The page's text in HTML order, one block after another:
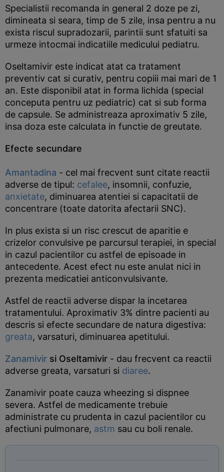
Specialistii recomanda in general 2 doze pe zi,
dimineata si seara, timp de 5 zile, insa pentru a nu
exista riscul supradozarii, parintii sunt sfatuiti sa
urmeze intocmai indicatiile medicului pediatru.
Oseltamivir este indicat atat ca tratament
preventiv cat si curativ, pentru copiii mai mari de 1
an. Este disponibil atat in forma lichida (special
conceputa pentru uz pediatric) cat si sub forma
de capsule. Se administreaza aproximativ 5 zile,
insa doza este calculata in functie de greutate.
Efecte secundare
Amantadina - cel mai frecvent sunt citate reactii
adverse de tipul: cefalee, insomnii, confuzie,
anxietate, diminuarea atentiei si capacitatii de
concentrare (toate datorita afectarii SNC).
In plus exista si un risc crescut de aparitie e
crizelor convulsive pe parcursul terapiei, in special
in cazul pacientilor cu astfel de episoade in
antecedente. Acest efect nu este anulat nici in
prezenta medicatiei anticonvulsivante.
Astfel de reactii adverse dispar la incetarea
tratamentului. Aproximativ 3% dintre pacienti au
descris si efecte secundare de natura digestiva:
greata, varsaturi, diminuarea apetitului.
Zanamivir si Oseltamivir - dau frecvent ca reactii
adverse greata, varsaturi si diaree.
Zanamivir poate cauza wheezing si dispnee
severa. Astfel de medicamente trebuie
administrate cu prudenta in cazul pacientilor cu
afectiuni pulmonare, astm sau cu boli renale.